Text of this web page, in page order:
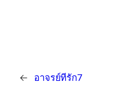
← อาจรย์ทีรัก7